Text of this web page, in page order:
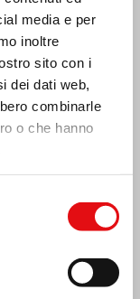
media e per
inoltre
sito con i
dei dati web,
combinarle
o che hanno